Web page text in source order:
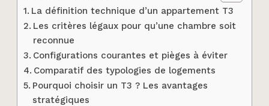
La définition technique d’un appartement T3
Les critères légaux pour qu’une chambre soit
reconnue
Configurations courantes et pièges à éviter
Comparatif des typologies de logements
Pourquoi choisir un T3 ? Les avantages
stratégiques